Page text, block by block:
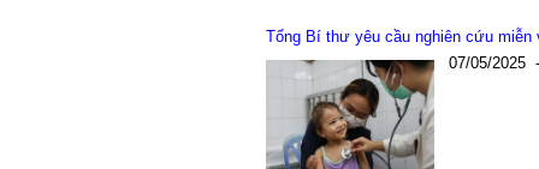
Tổng Bí thư yêu cầu nghiên cứu miễn
07/05/2025